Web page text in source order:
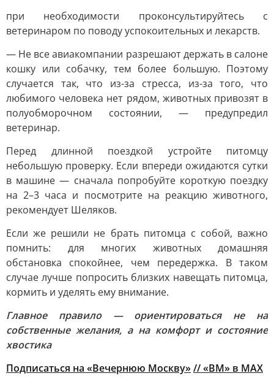
при необходимости проконсультируйтесь с
ветеринаром по поводу успокоительных и лекарств.
— Не все авиакомпании разрешают держать в салоне
кошку или собачку, тем более большую. Поэтому
случается так, что из-за стресса, из-за того, что
любимого человека нет рядом, животных привозят в
полуобморочном состоянии, — предупредил
ветеринар.
Перед длинной поездкой устройте питомцу
небольшую проверку. Если впереди ожидаются сутки
в машине — сначала попробуйте короткую поездку
на 2–3 часа и посмотрите на реакцию животного,
рекомендует Шеляков.
Если же решили не брать питомца с собой, важно
помнить: для многих животных домашняя
обстановка спокойнее, чем передержка. В таком
случае лучше попросить близких навещать питомца,
кормить и уделять ему внимание.
Главное правило — ориентироваться не на
собственные желания, а на комфорт и состояние
хвостика
Подписаться на «Вечернюю Москву»// «ВМ» в MAX